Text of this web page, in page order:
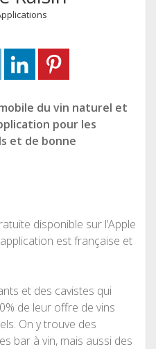
du vin naturel et
pour les
et de bonne
disponible sur l’Apple
est française et
et des cavistes qui
de leur offre de vins
On y trouve des
bar à vin, mais aussi des